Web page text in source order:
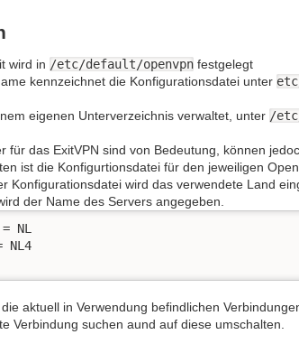
wird in /etc/default/openvpn festgelegt
kennzeichnet die Konfigurationsdatei unter
eigenen Unterverzeichnis verwaltet, unter /
für das ExitVPN sind von Bedeutung, können
ist die Konfigurtionsdatei für den jeweiligen
Konfigurationsdatei wird das verwendete Land
der Name des Servers angegeben.
NL
NL4
aktuell in Verwendung befindlichen
Verbindung suchen aund auf diese umschalten.